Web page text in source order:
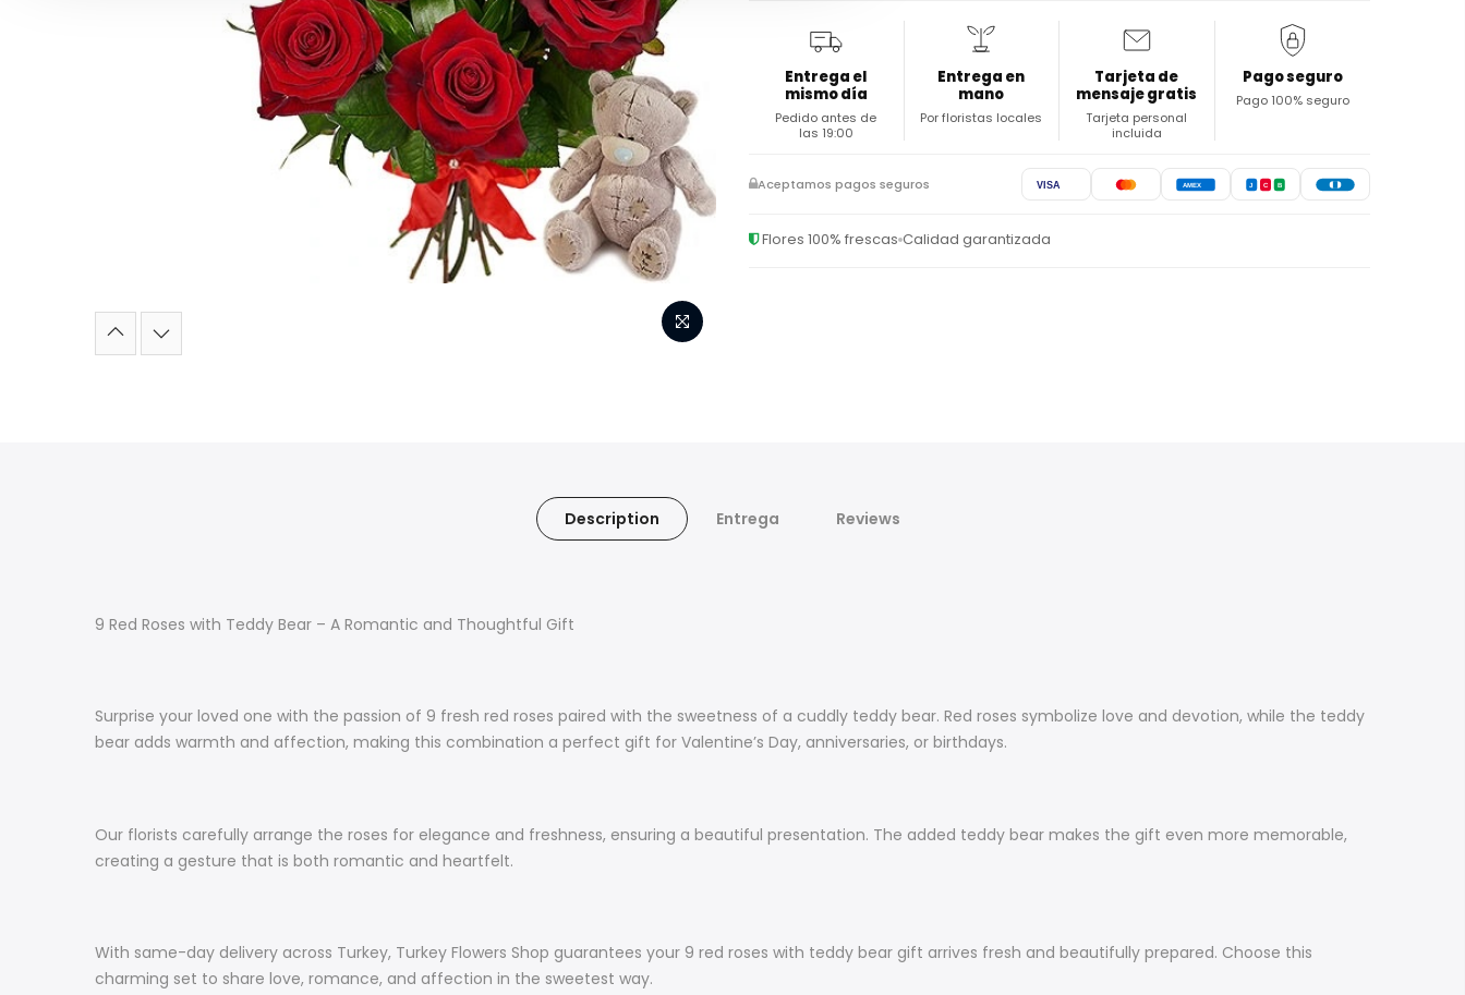
Entrega el
mismo día
Pedido antes de
las 19:00
Entrega en
mano
Por floristas locales
Tarjeta de
mensaje gratis
Tarjeta personal
incluida
Pago seguro
Pago 100% seguro
Aceptamos pagos seguros VISA AMEX J C B
Flores 100% frescas Calidad garantizada
Description Entrega Reviews
9 Red Roses with Teddy Bear – A Romantic and Thoughtful Gift
Surprise your loved one with the passion of 9 fresh red roses paired with the sweetness of a cuddly teddy bear. Red roses symbolize love and devotion, while the teddy
bear adds warmth and affection, making this combination a perfect gift for Valentine’s Day, anniversaries, or birthdays.
Our florists carefully arrange the roses for elegance and freshness, ensuring a beautiful presentation. The added teddy bear makes the gift even more memorable,
creating a gesture that is both romantic and heartfelt.
With same-day delivery across Turkey, Turkey Flowers Shop guarantees your 9 red roses with teddy bear gift arrives fresh and beautifully prepared. Choose this
charming set to share love, romance, and affection in the sweetest way.